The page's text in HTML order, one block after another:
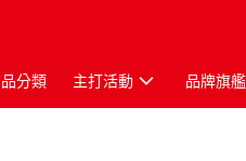
分類 主打活動 品牌旗